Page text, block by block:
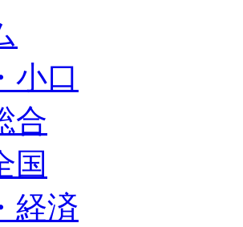
小口
合
国
経済